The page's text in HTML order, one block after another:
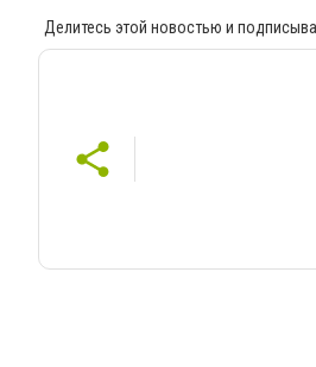
Делитесь этой новостью и